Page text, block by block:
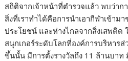
สถิติจากเจ้าหน้าที่ตำรวจแล้ว พบว่าก
สิ่งที่เราทำได้คือการนำเอากีฬาเข้าม
ประโยชน์ และห่างไกลจากสิ่งเสพติด
สนุกเกอร์ระดับโลกที่องค์การบริหาร
ขึ้นนั้น มีการตั้งรางวัลถึง 11 ล้านบาท